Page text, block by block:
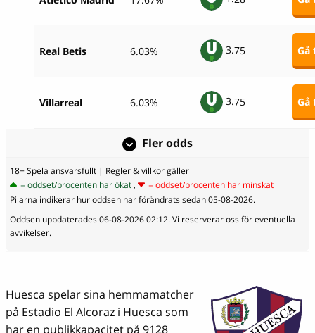
Real Betis 6.03% 3.75 Gå
Villarreal 6.03% 3.75 Gå
Fler odds
18+ Spela ansvarsfullt| Regler & villkor gäller
= oddset/procenten har ökat,
= oddset/procenten har minskat
Pilarna indikerar hur oddsen har förändrats sedan 05-08-2026.
Oddsen uppdaterades 06-08-2026 02:12. Vi reserverar oss för eventuella
avvikelser.
Huesca spelar sina hemmamatcher
på Estadio El Alcoraz i Huesca som
har en publikkapacitet på 9128